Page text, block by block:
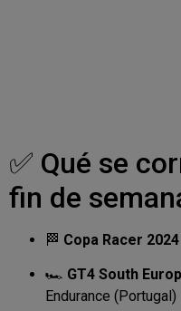
✅ Qué se
fin de
🏁 Copa Racer 2024
🏎️ GT4 South
Endurance (Portugal)